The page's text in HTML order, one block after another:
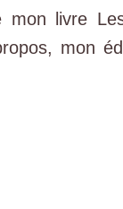
livre
mon